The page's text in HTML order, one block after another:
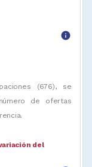
info
(676), se
de ofertas
del